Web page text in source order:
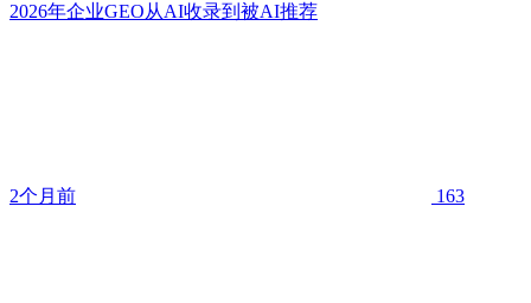
2026年企业GEO从AI收录到被AI推荐
2个月前 163